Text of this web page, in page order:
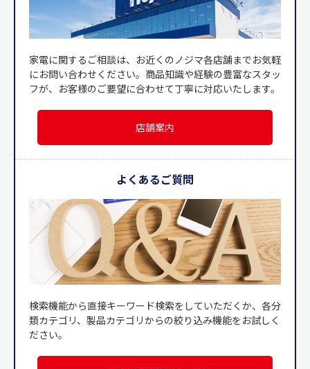
家電に関するご相談は、お近くのノジマ各店舗までお気軽
にお問い合わせください。商品知識や経験の豊富なスタッ
フが、お客様のご要望に合わせて丁寧に対応いたします。
店舗案内
よくあるご質問
検索機能から直接キーワード検索をしていただくか、各分
類カテゴリ、製品カテゴリからの絞り込み機能をお試しく
ださい。